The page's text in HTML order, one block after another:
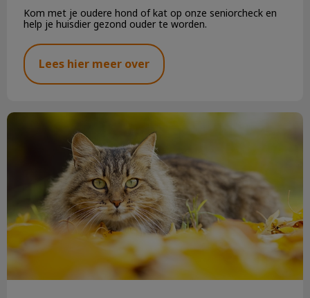
Kom met je oudere hond of kat op onze seniorcheck en
help je huisdier gezond ouder te worden.
Lees hier meer over
Najaarskriebels